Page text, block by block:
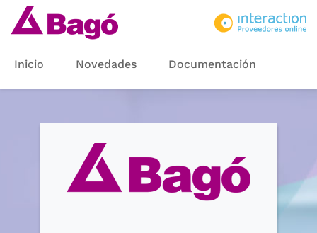
Inicio Novedades Documentación